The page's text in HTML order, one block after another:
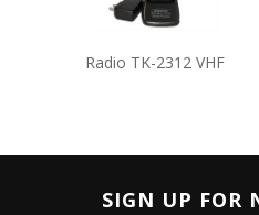
Radio TK-2312 VHF
SIGN UP FOR